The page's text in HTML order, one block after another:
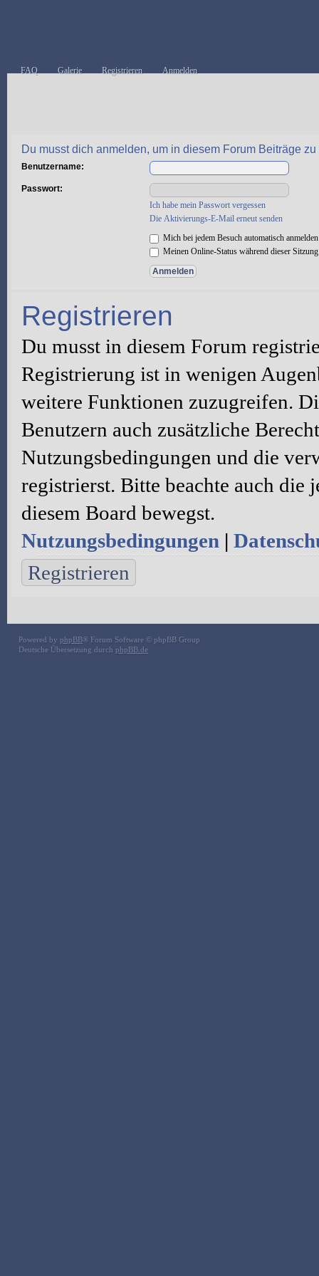
FAQ Galerie Registrieren Anmelden
Du musst dich anmelden, um in diesem Forum Beiträge
Benutzername:
Passwort:
Ich habe mein Passwort vergessen
Die Aktivierungs-E-Mail erneut senden
Mich bei jedem Besuch automatisch anmelden
Meinen Online-Status während dieser
Registrieren
Du musst in diesem Forum
Registrierung ist in wenigen
weitere Funktionen zuzugreifen.
Benutzern auch zusätzliche
Nutzungsbedingungen und die
registrierst. Bitte beachte auch
diesem Board bewegst.
Nutzungsbedingungen |
Registrieren
Powered by phpBB® Forum Software © phpBB Group
Deutsche Übersetzung durch phpBB.de